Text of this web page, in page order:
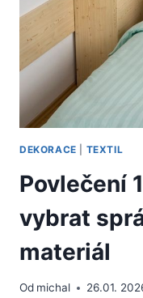
DEKORACE TEXTIL
Povlečení
vybrat
materiál
Od michal 26.01.